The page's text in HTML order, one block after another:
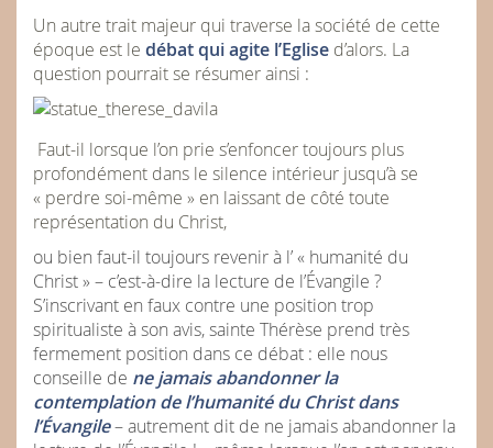
Un autre trait majeur qui traverse la société de cette
époque est le débat qui agite l’Eglise d’alors. La
question pourrait se résumer ainsi :
Faut-il lorsque l’on prie s’enfoncer toujours plus
profondément dans le silence intérieur jusqu’à se
« perdre soi-même » en laissant de côté toute
représentation du Christ,
ou bien faut-il toujours revenir à l’ « humanité du
Christ » – c’est-à-dire la lecture de l’Évangile ?
S’inscrivant en faux contre une position trop
spiritualiste à son avis, sainte Thérèse prend très
fermement position dans ce débat : elle nous
conseille de ne jamais abandonner la
contemplation de l’humanité du Christ dans
l’Évangile– autrement dit de ne jamais abandonner la